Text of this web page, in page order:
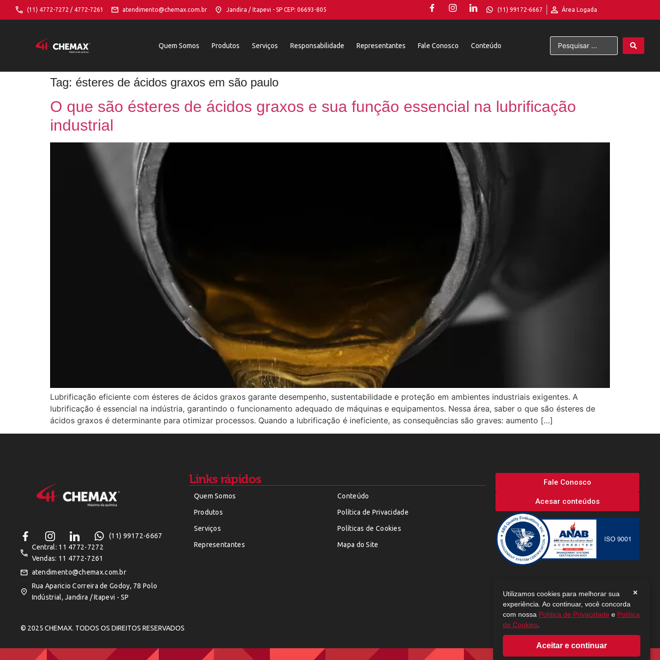
(11) 4772-7272 / 4772-7261 atendimento@chemax.com.br Jandira / Itapevi - SP CEP: 06693-805 (11) 99172-6667 Área Logada
Quem Somos Produtos Serviços Responsabilidade Representantes Fale Conosco Conteúdo
Tag: ésteres de ácidos graxos em são paulo
O que são ésteres de ácidos graxos e sua função essencial na lubrificação
industrial
Lubrificação eficiente com ésteres de ácidos graxos garante desempenho, sustentabilidade e proteção em ambientes industriais exigentes. A
lubrificação é essencial na indústria, garantindo o funcionamento adequado de máquinas e equipamentos. Nessa área, saber o que são ésteres de
ácidos graxos é determinante para otimizar processos. Quando a lubrificação é ineficiente, as consequências são graves: aumento […]
(11) 99172-6667
Central: 11 4772-7272
Vendas: 11 4772-7261
atendimento@chemax.com.br
Rua Aparicio Correira de Godoy, 78 Polo
Indústrial, Jandira / Itapevi - SP
Links rápidos
Quem Somos
Produtos
Serviços
Representantes
Conteúdo
Política de Privacidade
Políticas de Cookies
Mapa do Site
Fale Conosco
Acesar conteúdos
© 2025 CHEMAX. TODOS OS DIREITOS RESERVADOS
×
Utilizamos cookies para melhorar sua
experiência. Ao continuar, você concorda
com nossa Política de Privacidade e Política
de Cookies
Aceitar e continuar